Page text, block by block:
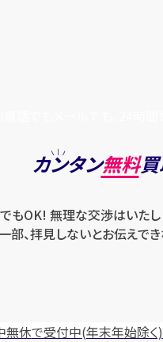
カンタン無料
もOK! 無理な交渉はいたし
部、拝見しないとお伝えでき
無休で受付中(年末年始除く)